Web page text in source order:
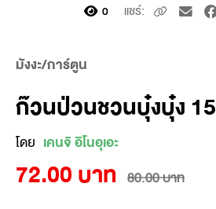
0 แชร์:
มังงะ/การ์ตูน
ก๊วนป่วนชวนบุ๋งบุ๋ง 15
โดย เคนจิ อิโนอุเอะ
72.00 บาท 80.00 บาท